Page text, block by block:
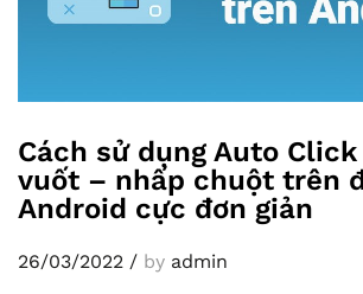
Cách sử dụng Auto
vuốt – nhấp chuột trên
Android cực đơn giản
26/03/2022 / by admin